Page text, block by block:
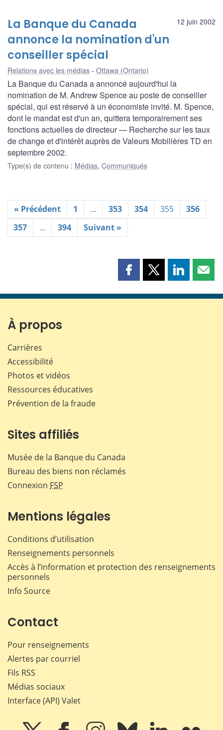
12 juin 2002
La Banque du Canada
annonce la nomination d'un
conseiller spécial
Relations avec les médias Ottawa (Ontario)
La Banque du Canada a annoncé aujourd'hui la
nomination de M. Andrew Spence au poste de conseiller
spécial, qui est réservé à un économiste invité. M. Spence,
dont le mandat est d'un an, quittera temporairement ses
fonctions actuelles de directeur — Recherche sur les taux
de change et d'intérêt auprès de Valeurs Mobilières TD en
septembre 2002.
Type(s) de contenu : Médias, Communiqués
« Précédent 1 … 353 354 355
356
357
… 394 Suivant »
Partager
page
Partager
page
Partager
page page
À propos
Carrières
Accessibilité
Photos et vidéos
Ressources éducatives
Prévention de la fraude
Sites affiliés
Musée de la Banque du Canada
Bureau des biens non réclamés
Connexion FSP
Mentions légales
Conditions d’utilisation
Renseignements personnels
Accès à l’information et protection des renseignements
personnels
Info Source
Contact
Pour renseignements
Alertes par courriel
Fils RSS
Médias sociaux
Interface (API) Valet